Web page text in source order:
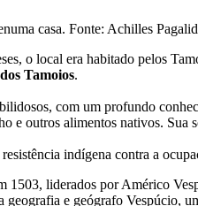
casa. Fonte: Achilles
o local era habitado pelos
Tamoios.
com um profundo
e outros alimentos nativos.
indígena contra a
1503, liderados por Américo
e geógrafo Vespúcio,